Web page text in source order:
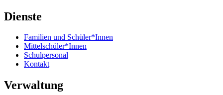
Dienste
Familien und Schüler*Innen
Mittelschüler*Innen
Schulpersonal
Kontakt
Verwaltung